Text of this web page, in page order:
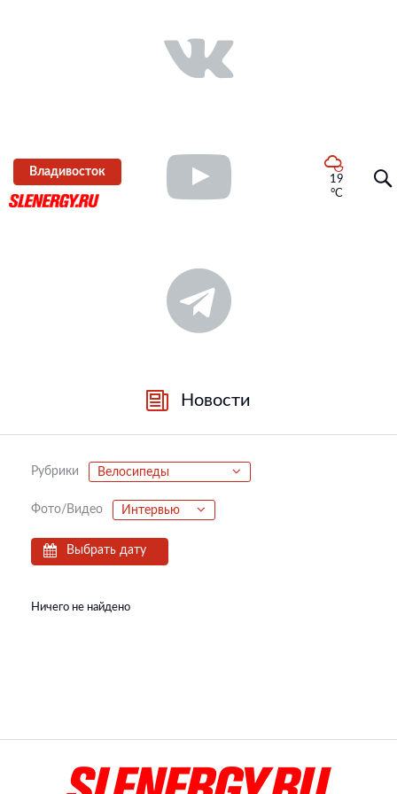
Владивосток
19
°C
Новости
Рубрики Велосипеды
Фото/Видео Интервью
Выбрать дату
Ничего не найдено